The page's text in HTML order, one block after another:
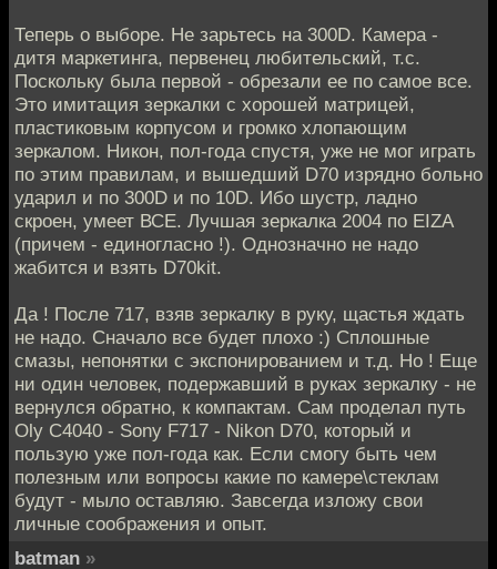
Теперь о выборе. Не зарьтесь на 300D. Камера -
дитя маркетинга, первенец любительский, т.с.
Поскольку была первой - обрезали ее по самое все.
Это имитация зеркалки с хорошей матрицей,
пластиковым корпусом и громко хлопающим
зеркалом. Никон, пол-года спустя, уже не мог играть
по этим правилам, и вышедший D70 изрядно больно
ударил и по 300D и по 10D. Ибо шустр, ладно
скроен, умеет ВСЕ. Лучшая зеркалка 2004 по EIZA
(причем - единогласно !). Однозначно не надо
жабится и взять D70kit.
Да ! После 717, взяв зеркалку в руку, щастья ждать
не надо. Сначало все будет плохо :) Сплошные
смазы, непонятки с экспонированием и т.д. Но ! Еще
ни один человек, подержавший в руках зеркалку - не
вернулся обратно, к компактам. Сам проделал путь
Oly C4040 - Sony F717 - Nikon D70, который и
пользую уже пол-года как. Если смогу быть чем
полезным или вопросы какие по камере\стеклам
будут - мыло оставляю. Завсегда изложу свои
личные соображения и опыт.
batman »